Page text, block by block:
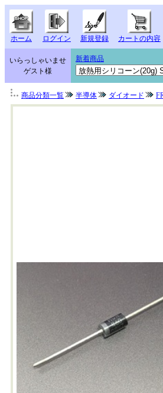
ホーム ログイン 新規登録 カートの内容
いらっしゃいませ
ゲスト様
新着商品
商品分類一覧 半導体 ダイオード